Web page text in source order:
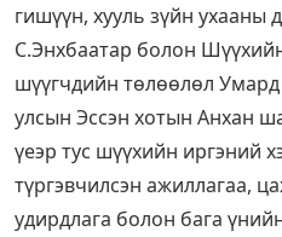
гишүүн, хууль зүйн ухааны
С.Энхбаатар болон
шүүгчдийн төлөөлөл
улсын Эссэн хотын Анхан
үеэр тус шүүхийн иргэний
түргэвчилсэн ажиллагаа,
удирдлага болон бага